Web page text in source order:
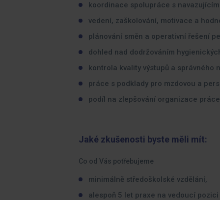
koordinace spolupráce s
vedení, zaškolování, motivace a
plánování směn a operativní řešení
dohled nad dodržováním
kontrola kvality výstupů a správného
práce s podklady pro mzdovou a
podíl na zlepšování organizace
Jaké zkušenosti byste měli mít:
Co od Vás potřebujeme
minimálně středoškolské vzdělání,
alespoň 5 let praxe na vedoucí